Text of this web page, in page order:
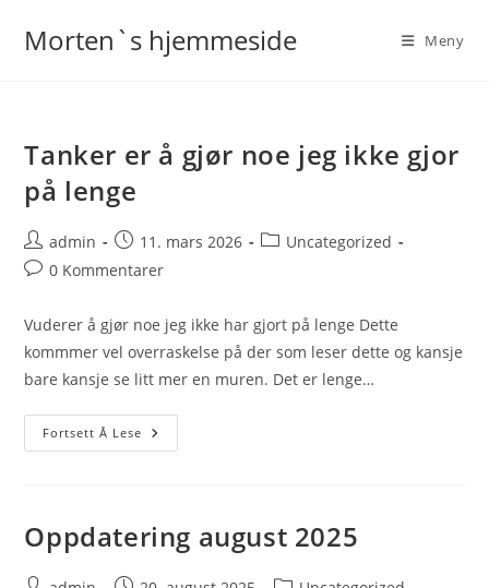
Morten`s hjemmeside Meny
Tanker er å gjør noe jeg ikke gjor
på lenge
Post
author:
admin
Post
published:
11. mars 2026
PostUncategorized
Post0 Kommentarer
Vuderer å gjør noe jeg ikke har gjort på lenge Dette
kommmer vel overraskelse på der som leser dette og kansje
bare kansje se litt mer en muren. Det er lenge…
Fortsett Å Lese Tanker
Er
Ikke
Gjor
Oppdatering august 2025